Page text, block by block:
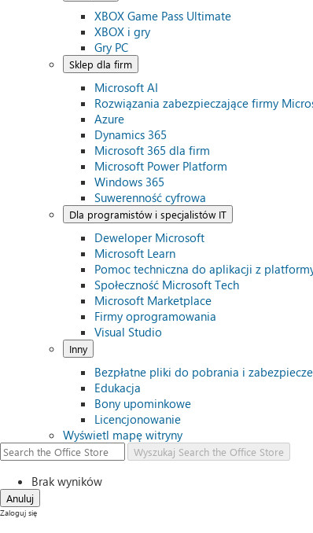
XBOX Game Pass Ultimate
XBOX i gry
Gry PC
Sklep dla firm
Microsoft AI
Rozwiązania zabezpieczające firmy
Azure
Dynamics 365
Microsoft 365 dla firm
Microsoft Power Platform
Windows 365
Suwerenność cyfrowa
Dla programistów i specjalistów IT
Deweloper Microsoft
Microsoft Learn
Pomoc techniczna do aplikacji z
Społeczność Microsoft Tech
Microsoft Marketplace
Firmy oprogramowania
Visual Studio
Inny
Bezpłatne pliki do pobrania i
Edukacja
Bony upominkowe
Licencjonowanie
Wyświetl mapę witryny
Wyszukaj Search the Office Store
Brak wyników
Anuluj
Zaloguj się